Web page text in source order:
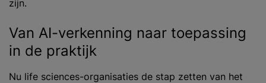
zijn.
Van AI-verkenning naar toepassing
in de praktijk
Nu life sciences-organisaties de stap zetten van het